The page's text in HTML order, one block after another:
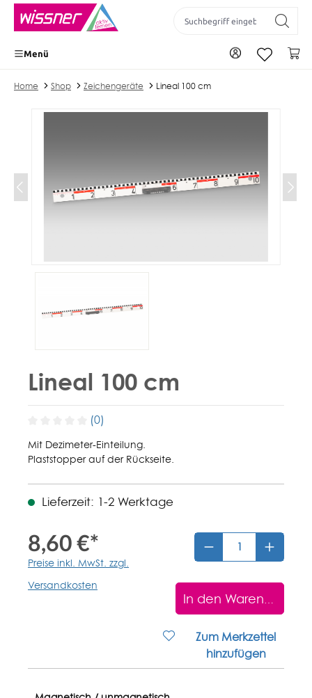
springen
Zu Ihrem Konto
Menü
Home Shop Zeichengeräte Lineal 100 cm
Lineal 100 cm
(0)
Mit Dezimeter-Einteilung.
Plaststopper auf der Rückseite.
Lieferzeit: 1-2 Werktage
8,60 €*
Preise inkl. MwSt. zzgl.
Versandkosten
In den Warenkorb
Zum Merkzettel
hinzufügen